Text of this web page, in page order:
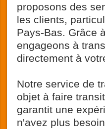
proposons des
les clients,
Pays-Bas. Grâce
engageons à
directement à
Notre service de
objet à faire
garantit une
n'avez plus